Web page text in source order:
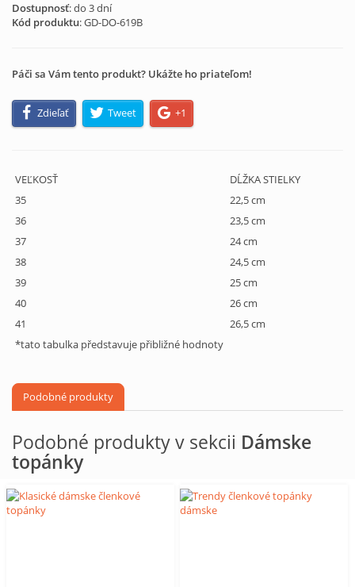
Dostupnosť: do 3 dní
Kód produktu:GD-DO-619B
Páči sa Vám tento produkt? Ukážte ho priateľom!
Zdieľať Tweet +1
VEĽKOSŤ
DĹŽKA STIELKY
35
22,5 cm
36
23,5 cm
37
24 cm
38
24,5 cm
39
25 cm
40
26 cm
41
26,5 cm
*tato tabulka představuje přibližné hodnoty
Podobné produkty
Podobné produkty v sekcii Dámske
topánky